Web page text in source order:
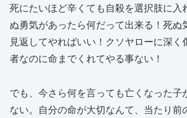
死にたいほど辛くても自殺を選択肢に入
ぬ勇気があったら何だって出来る！死ぬ
見返してやればいい！クソヤローに深く
者なのに命までくれてやる事ない！
でも、今さら何を言っても亡くなった子
ない。自分の命が大切なんて、当たり前